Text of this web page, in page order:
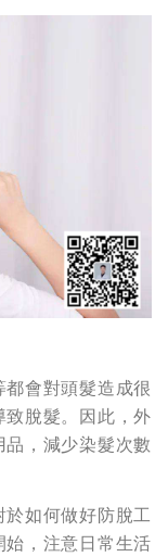
會對頭髮造成很
脫髮。因此，外
，減少染髮次數
如何做好防脫工
，注意日常生活